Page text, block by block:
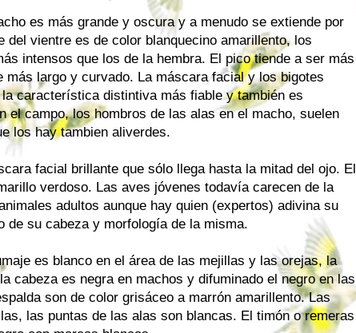
es más grande y oscura y a menudo se extiende por
del vientre es de color blanquecino amarillento, los
intensos que los de la hembra. El pico tiende a ser más
más largo y curvado. La máscara facial y los bigotes
característica distintiva más fiable y también es
el campo, los hombros de las alas en el macho, suelen
los hay tambien aliverdes.
facial brillante que sólo llega hasta la mitad del ojo. El
verdoso. Las aves jóvenes todavía carecen de la
adultos aunque hay quien (expertos) adivina su
de su cabeza y morfología de la misma.
es blanco en el área de las mejillas y las orejas, la
cabeza es negra en machos y difuminado el negro en las
son de color grisáceo a marrón amarillento. Las
las puntas de las alas son blancas. El timón o remeras